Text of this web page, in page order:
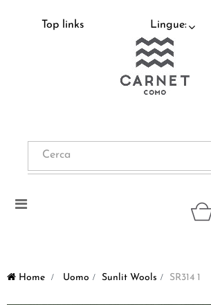
Top links Lingue:
Navigazione
Home > Uomo > Sunlit Wools > SR314 1